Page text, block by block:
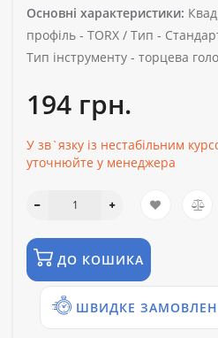
Основні характеристики:
профіль - TORX / Тип -
Тип інструменту - торцева
194 грн.
У зв`язку із нестабільним
уточнюйте у менеджера
ДО КОШИКА
ШВИДКЕ